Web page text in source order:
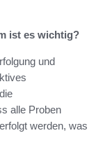
ist es wichtig?
und
alle Proben
werden, was